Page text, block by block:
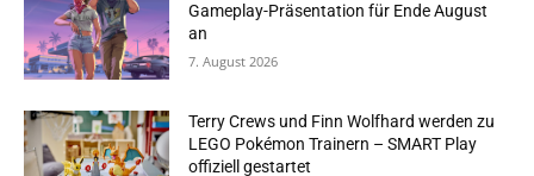
Gameplay-Präsentation für Ende August
an
7. August 2026
Terry Crews und Finn Wolfhard werden zu
LEGO Pokémon Trainern – SMART Play
offiziell gestartet